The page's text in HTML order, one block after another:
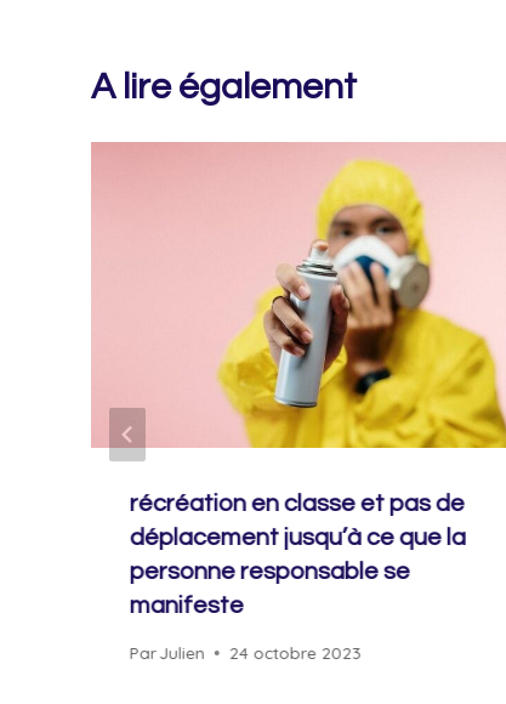
A lire également
récréation en classe et pas de
déplacement jusqu’à ce que la
personne responsable se
manifeste
ParJulien 24 octobre 2023